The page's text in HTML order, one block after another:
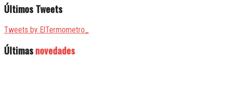
Últimos Tweets
Tweets by ElTermometro_
Últimasnovedades